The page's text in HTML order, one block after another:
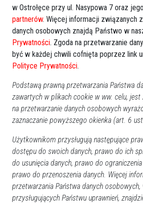
Więcej o:Kino Jantar,repertuar,
kinie Jantar
w Ostrołęce przy ul. Nasypowa 7 oraz jego
partnerów. Więcej informacji związanych
danych osobowych znajdą Państwo w
Prywatności. Zgoda na przetwarzanie
być w każdej chwili cofnięta poprzez link
Polityce Prywatności.
Podstawą prawną przetwarzania Państwa
zawartych w plikach cookie w ww. celu,
na przetwarzanie danych osobowych
zaznaczanie powyższego okienka (art. 6
Użytkownikom przysługują następujące
dostępu do swoich danych, prawo do ich
do usunięcia danych, prawo do
prawo do przenoszenia danych. Więcej
przetwarzania Państwa danych
przysługujących Państwu uprawnień,